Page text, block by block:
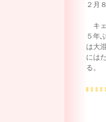
２月
キェ
５年
は大
には
る。